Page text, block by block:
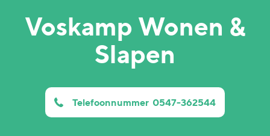
Voskamp Wonen &
Slapen
Telefoonnummer 0547-362544